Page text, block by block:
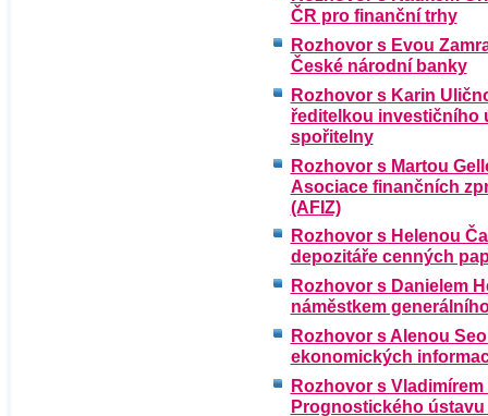
ČR pro finanční trhy
Rozhovor s Evou
České národní banky
Rozhovor s Karin
ředitelkou investičního
spořitelny
Rozhovor s Martou
Asociace finančních
(AFIZ)
Rozhovor s Helenou
depozitáře cenných
Rozhovor s Danielem
náměstkem
Rozhovor s Alenou
ekonomických
Rozhovor s
Prognostického ústavu